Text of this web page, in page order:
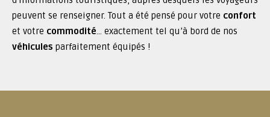
peuvent se renseigner. Tout a été pensé pour votre confort
et votre commodité… exactement tel qu’à bord de nos
véhicules parfaitement équipés !